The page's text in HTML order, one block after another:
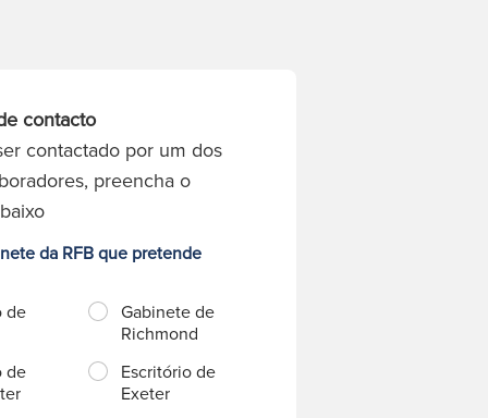
contacto
contactado por um dos
preencha o
da RFB que pretende
de
Gabinete de
Richmond
de
Escritório de
Exeter